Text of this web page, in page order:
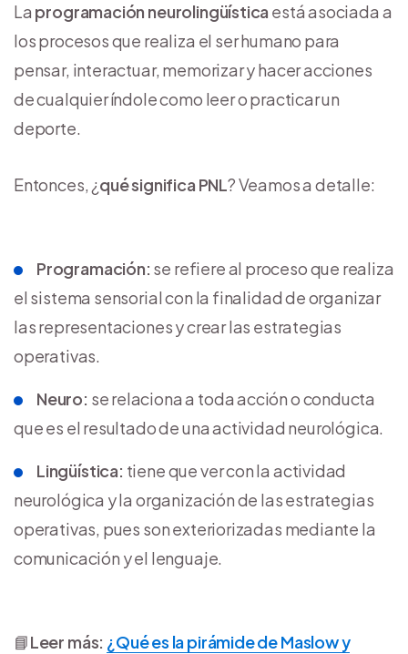
La programación neurolingüística está asociada a
los procesos que realiza el ser humano para
pensar, interactuar, memorizar y hacer acciones
de cualquier índole como leer o practicar un
deporte.
Entonces, ¿qué significa PNL? Veamos a detalle:
Programación: se refiere al proceso que realiza
el sistema sensorial con la finalidad de organizar
las representaciones y crear las estrategias
operativas.
Neuro: se relaciona a toda acción o conducta
que es el resultado de una actividad neurológica.
Lingüística: tiene que ver con la actividad
neurológica y la organización de las estrategias
operativas, pues son exteriorizadas mediante la
comunicación y el lenguaje.
📘Leer más: ¿Qué es la pirámide de Maslow y